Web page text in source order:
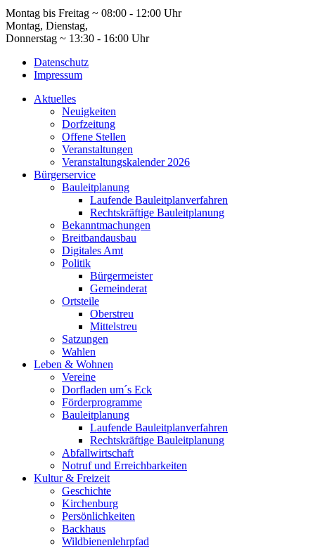
Montag bis Freitag ~ 08:00 - 12:00 Uhr
Montag, Dienstag,
Donnerstag ~ 13:30 - 16:00 Uhr
Datenschutz
Impressum
Aktuelles
Neuigkeiten
Dorfzeitung
Offene Stellen
Veranstaltungen
Veranstaltungskalender 2026
Bürgerservice
Bauleitplanung
Laufende Bauleitplanverfahren
Rechtskräftige Bauleitplanung
Bekanntmachungen
Breitbandausbau
Digitales Amt
Politik
Bürgermeister
Gemeinderat
Ortsteile
Oberstreu
Mittelstreu
Satzungen
Wahlen
Leben & Wohnen
Vereine
Dorfladen um´s Eck
Förderprogramme
Bauleitplanung
Laufende Bauleitplanverfahren
Rechtskräftige Bauleitplanung
Abfallwirtschaft
Notruf und Erreichbarkeiten
Kultur & Freizeit
Geschichte
Kirchenburg
Persönlichkeiten
Backhaus
Wildbienenlehrpfad